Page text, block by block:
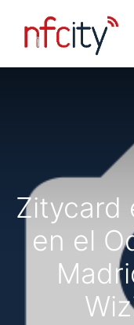
Zitycard
en el